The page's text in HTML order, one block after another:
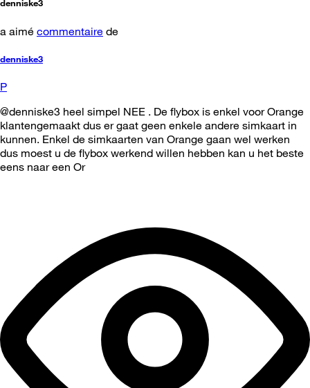
denniske3
a aimé commentaire de
denniske3
P
@denniske3 heel simpel NEE . De flybox is enkel voor Orange
klantengemaakt dus er gaat geen enkele andere simkaart in
kunnen. Enkel de simkaarten van Orange gaan wel werken
dus moest u de flybox werkend willen hebben kan u het beste
eens naar een Or